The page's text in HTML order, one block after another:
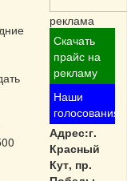
реклама
Скачать
прайс на
рекламу
Наши
голосования
Адрес:г.
Красный
Кут, пр.